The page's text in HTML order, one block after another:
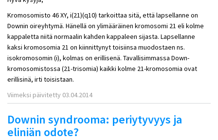
Kromosomisto 46 XY, i(21)(q10) tarkoittaa sitä, että lapsellanne on
Downin oireyhtymä. Hänellä on ylimääräinen kromosomi 21 eli kolme
kappaletta niitä normaalin kahden kappaleen sijasta. Lapsellanne
kaksi kromosomia 21 on kiinnittynyt toisiinsa muodostaen ns.
isokromosomin (i), kolmas on erillisenä. Tavallisimmassa Down-
kromosomistossa (21-trisomia) kaikki kolme 21-kromosomia ovat
erillisinä, irti toisistaan.
Viimeksi päivitetty 03.04.2014
Downin syndrooma: periytyvyys ja
eliniän odote?